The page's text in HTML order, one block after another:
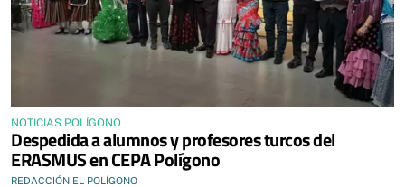
NOTICIAS POLÍGONO
Despedida a alumnos y profesores turcos del
ERASMUS en CEPA Polígono
REDACCIÓN EL POLÍGONO